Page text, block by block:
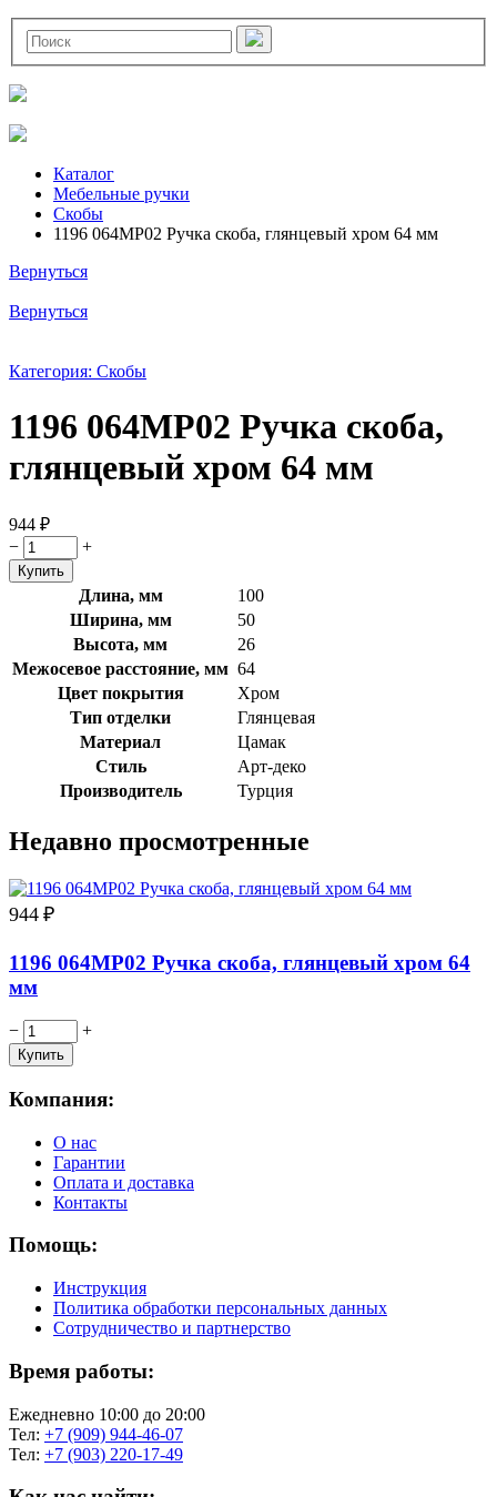
Каталог
Мебельные ручки
Скобы
1196 064MP02 Ручка скоба, глянцевый хром 64 мм
Вернуться
Вернуться
Категория: Скобы
1196 064MP02 Ручка скоба,
глянцевый хром 64 мм
944 ₽
−
+
Длина, мм
100
Ширина, мм
50
Высота, мм
26
Межосевое расстояние, мм 64
Цвет покрытия
Хром
Тип отделки
Глянцевая
Материал
Цамак
Стиль
Арт-деко
Производитель
Турция
Недавно просмотренные
944 ₽
1196 064MP02 Ручка скоба, глянцевый хром 64
мм
− +
Компания:
О нас
Гарантии
Оплата и доставка
Контакты
Помощь:
Инструкция
Политика обработки персональных данных
Сотрудничество и партнерство
Время работы:
Ежедневно 10:00 до 20:00
Тел: +7 (909) 944-46-07
Тел: +7 (903) 220-17-49